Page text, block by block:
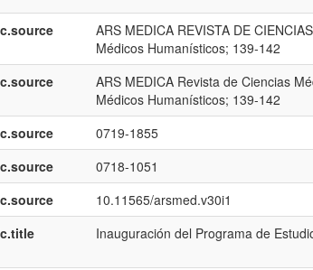
ARS MEDICA REVISTA DE
Médicos Humanísticos; 139-142
ARS MEDICA Revista de Ciencias
Médicos Humanísticos; 139-142
0719-1855
0718-1051
10.11565/arsmed.v30i1
Inauguración del Programa de